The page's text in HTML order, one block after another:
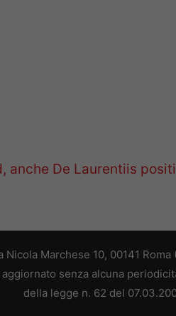
anche De Laurentiis
Marchese 10, 00141
senza alcuna
della legge n. 62 del